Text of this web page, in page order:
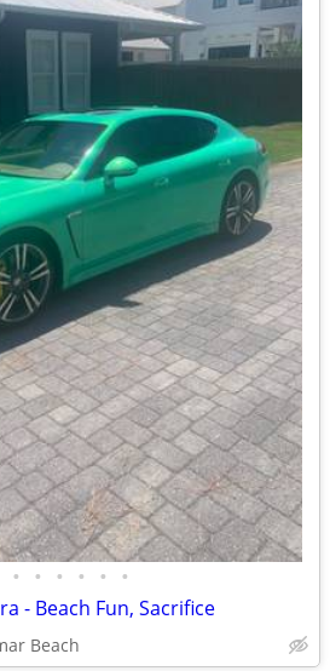
• • • • • •
- Beach Fun, Sacrifice
Beach